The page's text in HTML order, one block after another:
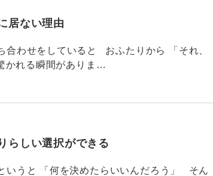
居ない理由
わせをしていると おふたりから 「それ、
かれる瞬間がありま…
らしい選択ができる
うと 「何を決めたらいいんだろう」 そん